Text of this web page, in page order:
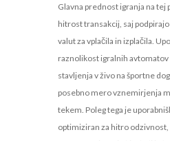
Glavna prednost igranja na
hitrost transakcij, saj
valut za vplačila in izplačila.
raznolikost igralnih
stavljenja v živo na športne
posebno mero vznemirjenja
tekem. Poleg tega je
optimiziran za hitro odzivnost,